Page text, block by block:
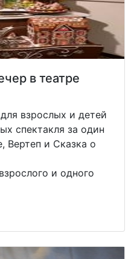
в театре
взрослых и детей
спектакля за один
Вертеп и Сказка о
и одного